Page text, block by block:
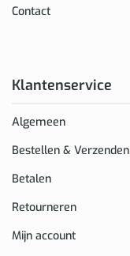
Contact
Klantenservice
Algemeen
Bestellen & Verzenden
Betalen
Retourneren
Mijn account